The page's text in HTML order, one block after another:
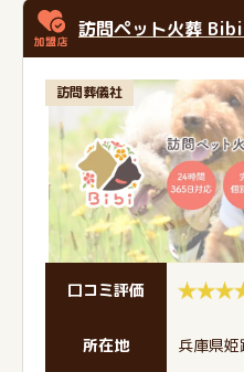
訪問ペット火葬
訪問葬儀社
口コミ評価
所在地 兵庫県